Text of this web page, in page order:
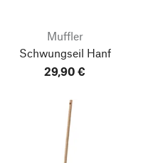
Muffler
Schwungseil Hanf
29,90 €